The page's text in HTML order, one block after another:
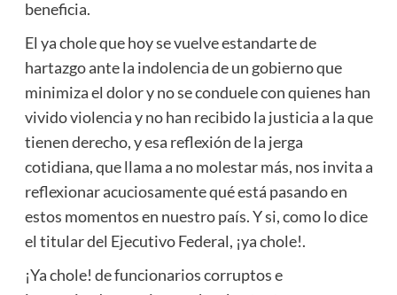
beneficia.
El ya chole que hoy se vuelve estandarte de
hartazgo ante la indolencia de un gobierno que
minimiza el dolor y no se conduele con quienes han
vivido violencia y no han recibido la justicia a la que
tienen derecho, y esa reflexión de la jerga
cotidiana, que llama a no molestar más, nos invita a
reflexionar acuciosamente qué está pasando en
estos momentos en nuestro país. Y si, como lo dice
el titular del Ejecutivo Federal, ¡ya chole!.
¡Ya chole! de funcionarios corruptos e